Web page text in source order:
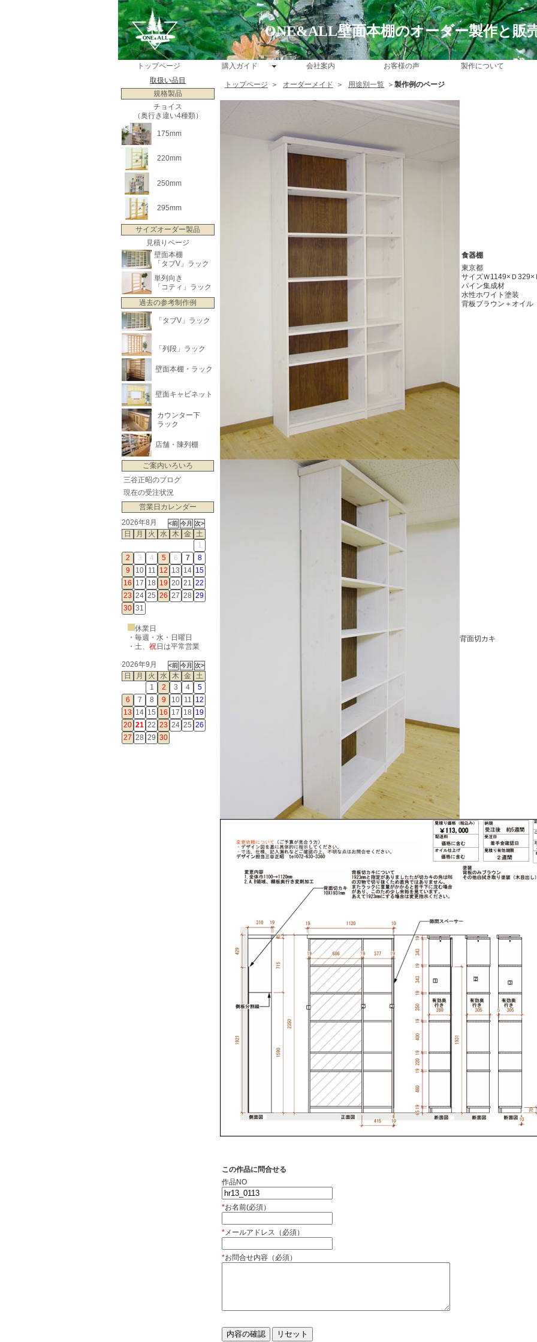
ONE&ALL壁面本棚のオーダー製作と販
トップページ 購入ガイド 会社案内 お客様の声 製作について
取扱い品目
規格製品
チョイス
（奥行き違い4種類）
175mm
220mm
250mm
295mm
サイズオーダー製品
見積りページ
壁面本棚
「タブV」ラック
単列向き
「コティ」ラック
過去の参考制作例
「タブV」ラック
「列段」ラック
壁面本棚・ラック
壁面キャビネット
カウンター下
ラック
店舗・陳列棚
ご案内いろいろ
三谷正昭のブログ
現在の受注状況
営業日カレンダー
2026年8月
日
月 火 水 木 金
土
1
2
3 4 5 6 7
8
9
10 11 12 13 14 15
16 17 18 19 20 21 22
23 24 25 26 27 28 29
30 31
休業日
・毎週・水・日曜日
・ 土、 祝日は平常営業
2026年9月
日
月 火 水 木 金
土
1
2 3 4
5
6
7 8 9 10 11 12
13 14 15 16 17 18 19
20 21 22 23 24 25 26
27 28 29 30
トップページ ＞ オーダーメイド ＞ 用途別一覧 ＞ 製作例のページ
食器棚
東京都
サイズＷ1149×Ｄ329×
パイン集成材
水性ホワイト塗装
背板ブラウン＋オイル
背面切カキ
この作品に問合せる
作品NO
*お名前(必須）
*メールアドレス（必須）
*お問合せ内容（必須）